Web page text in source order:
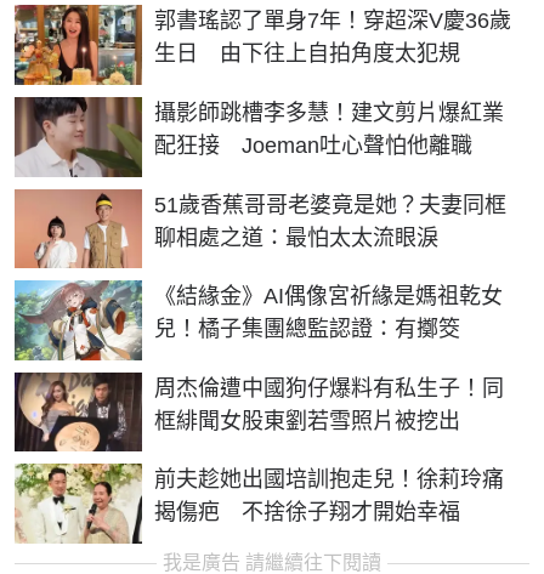
郭書瑤認了單身7年！穿超深V慶36歲
生日 由下往上自拍角度太犯規
攝影師跳槽李多慧！建文剪片爆紅業
配狂接 Joeman吐心聲怕他離職
51歲香蕉哥哥老婆竟是她？夫妻同框
聊相處之道：最怕太太流眼淚
《結緣金》AI偶像宮祈緣是媽祖乾女
兒！橘子集團總監認證：有擲筊
周杰倫遭中國狗仔爆料有私生子！同
框緋聞女股東劉若雪照片被挖出
前夫趁她出國培訓抱走兒！徐莉玲痛
揭傷疤 不捨徐子翔才開始幸福
我是廣告 請繼續往下閱讀